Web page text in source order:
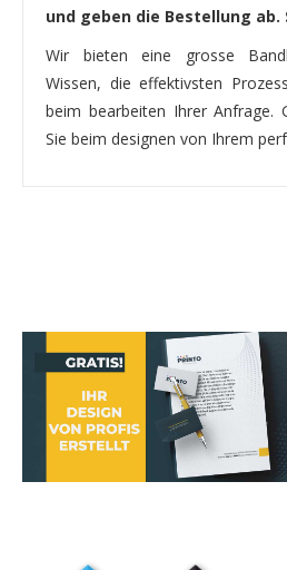
und geben die Bestellung
Wir bieten eine grosse
Wissen, die effektivsten
beim bearbeiten Ihrer Anfrage.
Sie beim designen von Ihrem